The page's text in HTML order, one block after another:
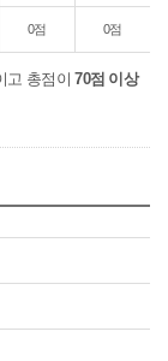
0점 0점
고 총점이70점 이상